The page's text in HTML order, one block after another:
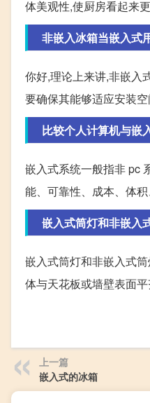
体美观性,使厨房看起来更
非嵌入冰箱当嵌入式
你好,理论上来讲,非嵌入
要确保其能够适应安装空
比较个人计算机与嵌
嵌入式系统一般指非 pc
能、可靠性、成本、体积
嵌入式筒灯和非嵌入
嵌入式筒灯和非嵌入式
体与天花板或墙壁表面平
上一篇
嵌入式的冰箱